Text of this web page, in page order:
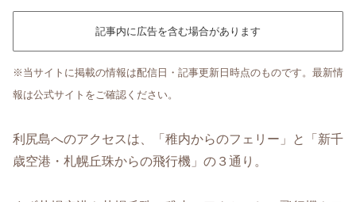
記事内に広告を含む場合があります
※当サイトに掲載の情報は配信日・記事更新日時点のものです。最新情
報は公式サイトをご確認ください。
利尻島へのアクセスは、「稚内からのフェリー」と「新千
歳空港・札幌丘珠からの飛行機」の３通り。